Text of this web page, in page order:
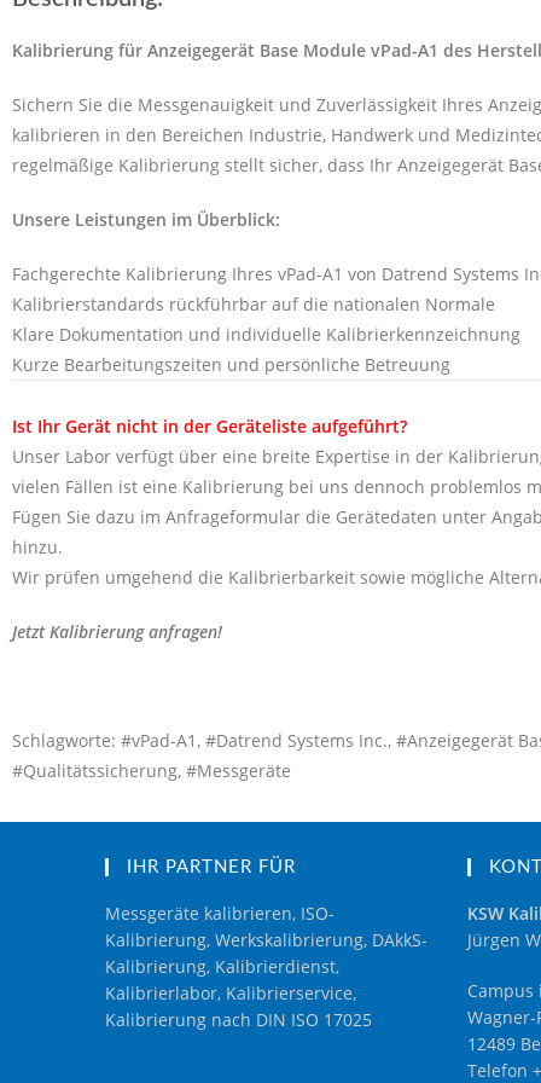
Kalibrierung für Anzeigegerät Base Module vPad-A1 des
Sichern Sie die Messgenauigkeit und Zuverlässigkeit Ihres
kalibrieren in den Bereichen Industrie, Handwerk und
regelmäßige Kalibrierung stellt sicher, dass Ihr Anzeigegerät
Unsere Leistungen im Überblick:
Fachgerechte Kalibrierung Ihres vPad-A1 von Datrend Systems
Kalibrierstandards rückführbar auf die nationalen Normale
Klare Dokumentation und individuelle Kalibrierkennzeichnung
Kurze Bearbeitungszeiten und persönliche Betreuung
Ist Ihr Gerät nicht in der Geräteliste aufgeführt?
Unser Labor verfügt über eine breite Expertise in der
vielen Fällen ist eine Kalibrierung bei uns dennoch problemlos
Fügen Sie dazu im Anfrageformular die Gerätedaten unter
hinzu.
Wir prüfen umgehend die Kalibrierbarkeit sowie mögliche
Jetzt Kalibrierung anfragen!
Schlagworte: #vPad-A1, #Datrend Systems Inc.,
#Qualitätssicherung, #Messgeräte
IHR PARTNER FÜR
Messgeräte kalibrieren, ISO-
Kalibrierung, Werkskalibrierung, DAkkS-
Kalibrierung, Kalibrierdienst,
Kalibrierlabor, Kalibrierservice,
Kalibrierung nach DIN ISO 17025
KSW
Jürgen
Campus
Wagner-
12489
Telefon